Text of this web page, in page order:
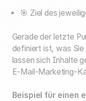
🎯 Ziel des
Gerade der letzte
definiert ist, was Sie
lassen sich Inhalte
E-Mail-Marketing-
Beispiel für einen